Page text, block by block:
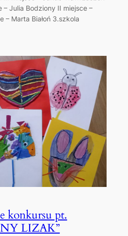
– Julia Bodziony II miejsce –
– Marta Białoń 3.szkola
konkursu pt.
LIZAK”